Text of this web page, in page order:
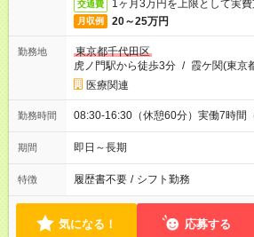
交通費 1ヶ月3万円を上限として実
月収例 20～25万円
勤務地
東京都千代田区
虎ノ門駅から徒歩3分 / 霞ケ関(東京
医療関連
勤務時間 08:30-16:30（休憩60分）実働7時間
期間 即日～長期
特徴 履歴書不要 / シフト勤務
気になる！ 応募する